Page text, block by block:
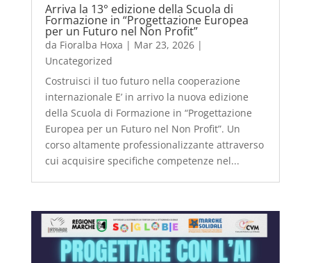
Arriva la 13° edizione della Scuola di
Formazione in “Progettazione Europea
per un Futuro nel Non Profit”
da Fioralba Hoxa | Mar 23, 2026|
Uncategorized
Costruisci il tuo futuro nella cooperazione
internazionale E’ in arrivo la nuova edizione
della Scuola di Formazione in “Progettazione
Europea per un Futuro nel Non Profit”. Un
corso altamente professionalizzante attraverso
cui acquisire specifiche competenze nel...